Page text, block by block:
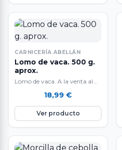
CARNICERÍA ABELLÁN
Lomo de vaca. 500 g.
aprox.
Lomo de vaca. A la venta al
aproximadamente. Deliciosa
carne de vaca.…
18,99 €
Ver producto